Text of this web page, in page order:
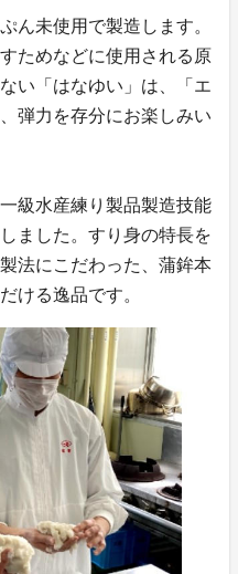
ん未使用で製造します。
ためなどに使用される原
い「はなゆい」は、「エ
弾力を存分にお楽しみい
級水産練り製品製造技能
ました。すり身の特長を
法にこだわった、蒲鉾本
ける逸品です。